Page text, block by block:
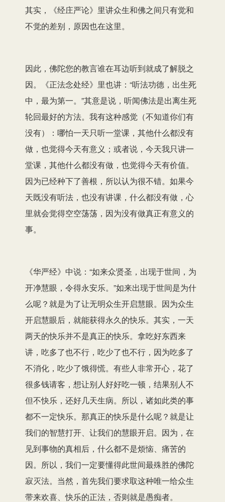
其实，《经庄严论》里讲众生和佛之间只有觉和
不觉的差别，原因也在这里。
因此，佛陀您的教言谁在耳边听到就成了解脱之
因。《正法念处经》里也讲：“听法功德，出生死
中，最为第一。”其意是说，听闻佛法是出离生死
轮回最好的方法。我有这种感觉（不知道你们有
没有）：哪怕一天只听一堂课，其他什么都没有
做，也觉得今天有意义；或者说，今天我只讲一
堂课，其他什么都没有做，也觉得今天有价值。
因为已经种下了善根，所以认为很不错。如果今
天既没有听法，也没有讲课，什么都没有做，心
里就会觉得空空荡荡，因为没有做真正有意义的
事。
《华严经》中说：“如来众贤圣，出现于世间，为
开净慧眼，令得永安乐。”如来出现于世间是为什
么呢？就是为了让无明众生开启慧眼。因为众生
开启慧眼后，就能获得永久的快乐。其实，一天
两天的快乐并不是真正的快乐。拿吃好东西来
讲，吃多了也不行，吃少了也不行，因为吃多了
不消化，吃少了饿得慌。有些人非常开心，花了
很多钱请客，想让别人好好吃一顿，结果别人不
但不快乐，还好几天生病。所以，诸如此类的事
都不一定快乐。那真正的快乐是什么呢？就是让
我们的智慧打开、让我们的慧眼开启。因为，在
见到事物的真相后，什么都不是烦恼、痛苦的
因。所以，我们一定要懂得此世间最殊胜的佛陀
寂灭法。当然，首先我们要求取这种唯一给众生
带来欢喜、快乐的正法，否则就是愚痴者。